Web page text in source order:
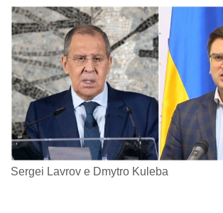
Sergei Lavrov e Dmytro Kuleba